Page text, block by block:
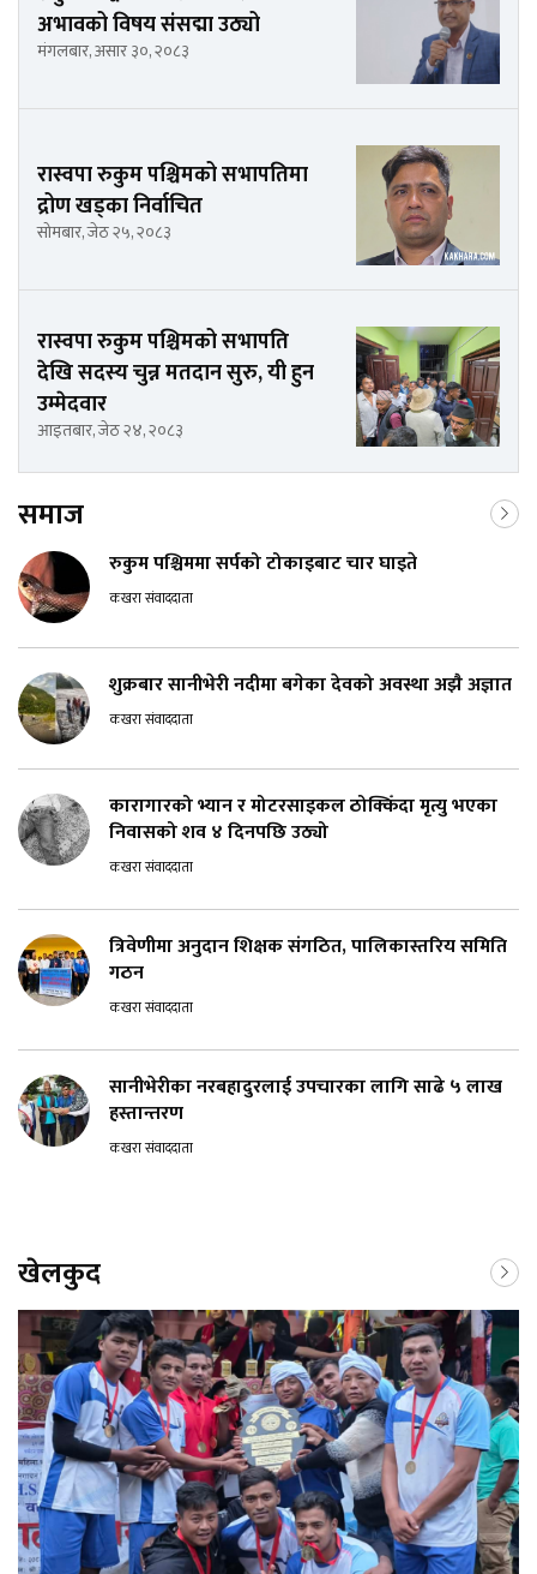
अभावको विषय संसद्मा उठ्यो
मंगलबार, असार ३०, २०८३
रास्वपा रुकुम पश्चिमको सभापतिमा
द्रोण खड्का निर्वाचित
सोमबार, जेठ २५, २०८३
रास्वपा रुकुम पश्चिमको सभापति
देखि सदस्य चुन्न मतदान सुरु, यी हुन
उम्मेदवार
आइतबार, जेठ २४, २०८३
समाज
रुकुम पश्चिममा सर्पको टोकाइबाट चार घाइते
कखरा संवाददाता
शुक्रबार सानीभेरी नदीमा बगेका देवको अवस्था अझै अज्ञात
कखरा संवाददाता
कारागारको भ्यान र मोटरसाइकल ठोक्किँदा मृत्यु भएका
निवासको शव ४ दिनपछि उठ्यो
कखरा संवाददाता
त्रिवेणीमा अनुदान शिक्षक संगठित, पालिकास्तरिय समिति
गठन
कखरा संवाददाता
सानीभेरीका नरबहादुरलाई उपचारका लागि साढे ५ लाख
हस्तान्तरण
कखरा संवाददाता
खेलकुद